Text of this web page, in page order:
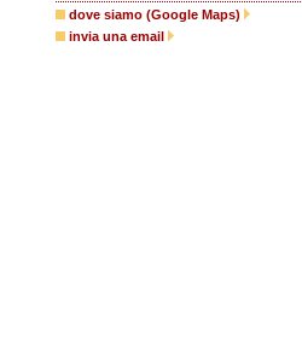
dove siamo (Google Maps)
invia una email